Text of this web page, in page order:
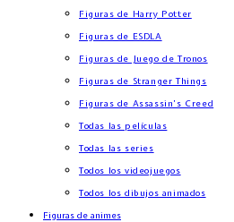
Figuras de Harry Potter
Figuras de ESDLA
Figuras de Juego de Tronos
Figuras de Stranger Things
Figuras de Assassin’s Creed
Todas las películas
Todas las series
Todos los videojuegos
Todos los dibujos animados
Figuras de animes